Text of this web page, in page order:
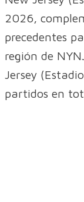
2026,
precedentes
región de
Jersey
partidos en